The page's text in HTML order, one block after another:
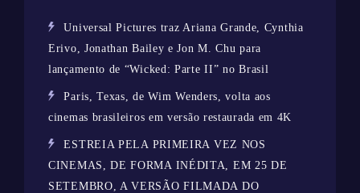
Universal Pictures traz Ariana Grande, Cynthia
Erivo, Jonathan Bailey e Jon M. Chu para
lançamento de “Wicked: Parte II” no Brasil
Paris, Texas, de Wim Wenders, volta aos
cinemas brasileiros em versão restaurada em 4K
ESTREIA PELA PRIMEIRA VEZ NOS
CINEMAS, DE FORMA INÉDITA, EM 25 DE
SETEMBRO, A VERSÃO FILMADA DO